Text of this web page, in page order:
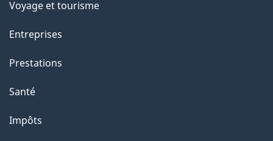
a
g
e
Voyage et tourisme
Entreprises
Prestations
Santé
Impôts